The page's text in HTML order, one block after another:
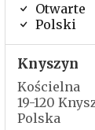
Otwarte
Polski
Knyszyn
Kościelna
19-120
Polska